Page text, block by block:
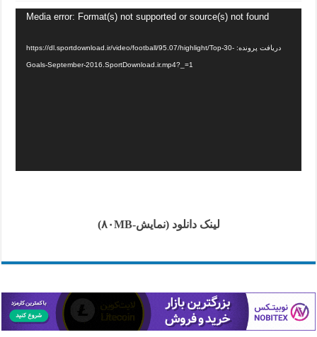
Media error: Format(s) not supported or source(s) not found
دریافت پرونده: https://dl.sportdownload.ir/video/football/95.07/highlight/Top-30-
Goals-September-2016.SportDownload.ir.mp4?_=1
لینک دانلود (نمایش-۸۰MB)